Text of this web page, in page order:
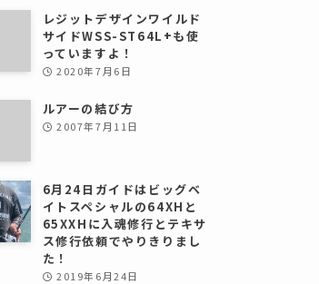
レジットデザインワイルド
サイドWSS-ST64L+も使
っていますよ！
2020年7月6日
ルアーの結び方
2007年7月11日
6月24日ガイドはビッグベ
イトスペシャルの64XHと
65XXHに入魂修行とテキサ
ス修行依頼でやりきりまし
た！
2019年6月24日